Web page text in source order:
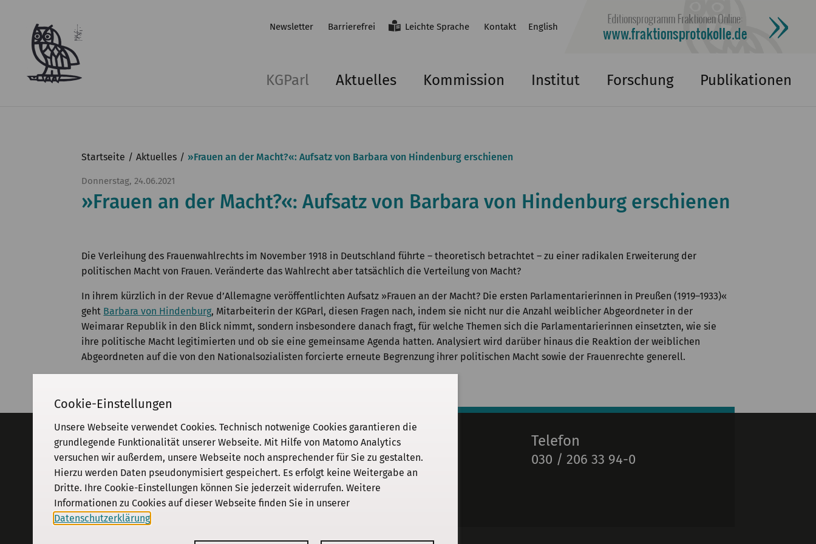
Newsletter Barrierefrei Leichte Sprache Kontakt English
KGParl Aktuelles Kommission Institut Forschung Publikationen
Startseite Aktuelles »Frauen an der Macht?«: Aufsatz von Barbara von Hindenburg erschienen
Donnerstag, 24.06.2021
»Frauen an der Macht?«: Aufsatz von Barbara von Hindenburg erschienen
Die Verleihung des Frauenwahlrechts im November 1918 in Deutschland führte – theoretisch betrachtet – zu einer radikalen Erweiterung der
politischen Macht von Frauen. Veränderte das Wahlrecht aber tatsächlich die Verteilung von Macht?
In ihrem kürzlich in der Revue d’Allemagne veröffentlichten Aufsatz »Frauen an der Macht? Die ersten Parlamentarierinnen in Preußen (1919–1933)«
geht Barbara von Hindenburg, Mitarbeiterin der KGParl, diesen Fragen nach, indem sie nicht nur die Anzahl weiblicher Abgeordneter in der
Weimarar Republik in den Blick nimmt, sondern insbesondere danach fragt, für welche Themen sich die Parlamentarierinnen einsetzten, wie sie
ihre politische Macht legitimierten und ob sie eine gemeinsame Agenda hatten. Analysiert wird darüber hinaus die Reaktion der weiblichen
Abgeordneten auf die von den Nationalsozialisten forcierte erneute Begrenzung ihrer politischen Macht sowie der Frauenrechte generell.
Adresse
KGParl
Kommission für Geschichte des
Parlamentarismus und der politischen
Parteien e. V.
Schiffbauerdamm 40·10117 Berlin
E-Mail
info@kgparl.de
Telefon
030 / 206 33 94-0
Cookie-Einstellungen
Unsere Webseite verwendet Cookies. Technisch notwenige Cookies garantieren die
grundlegende Funktionalität unserer Webseite. Mit Hilfe von Matomo Analytics
versuchen wir außerdem, unsere Webseite noch ansprechender für Sie zu gestalten.
Hierzu werden Daten pseudonymisiert gespeichert. Es erfolgt keine Weitergabe an
Dritte. Ihre Cookie-Einstellungen können Sie jederzeit widerrufen. Weitere
Informationen zu Cookies auf dieser Webseite finden Sie in unserer
Datenschutzerklärung